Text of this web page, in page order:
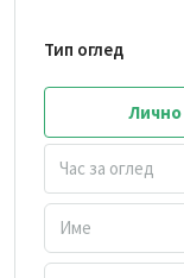
Тип оглед
Лично
Час за оглед